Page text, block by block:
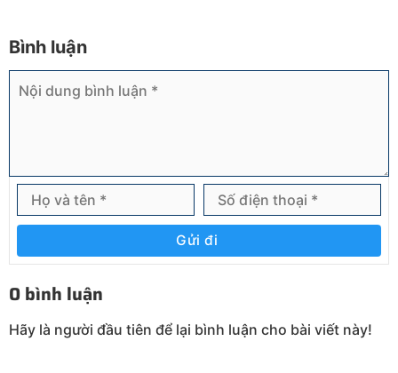
Bình luận
Gửi đi
0 bình luận
Hãy là người đầu tiên để lại bình luận cho bài viết này!